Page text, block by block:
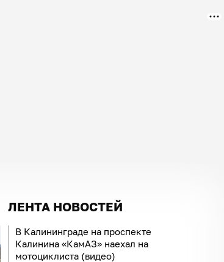
ЛЕНТА НОВОСТЕЙ
В Калининграде на проспекте
Калинина «КамАЗ» наехал на
мотоциклиста (видео)